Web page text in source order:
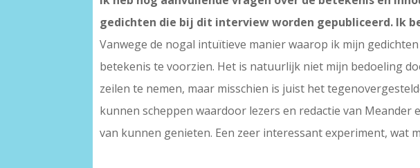
gedichten die bij dit interview worden gepubliceerd. Ik
Vanwege de nogal intuïtieve manier waarop ik mijn
betekenis te voorzien. Het is natuurlijk niet mijn bedoeling
zeilen te nemen, maar misschien is juist het
kunnen scheppen waardoor lezers en redactie van
van kunnen genieten. Een zeer interessant experiment, wat